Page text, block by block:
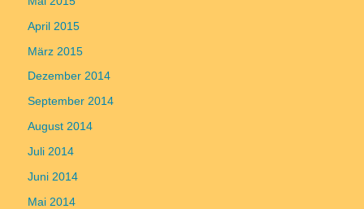
April 2015
März 2015
Dezember 2014
September 2014
August 2014
Juli 2014
Juni 2014
Mai 2014